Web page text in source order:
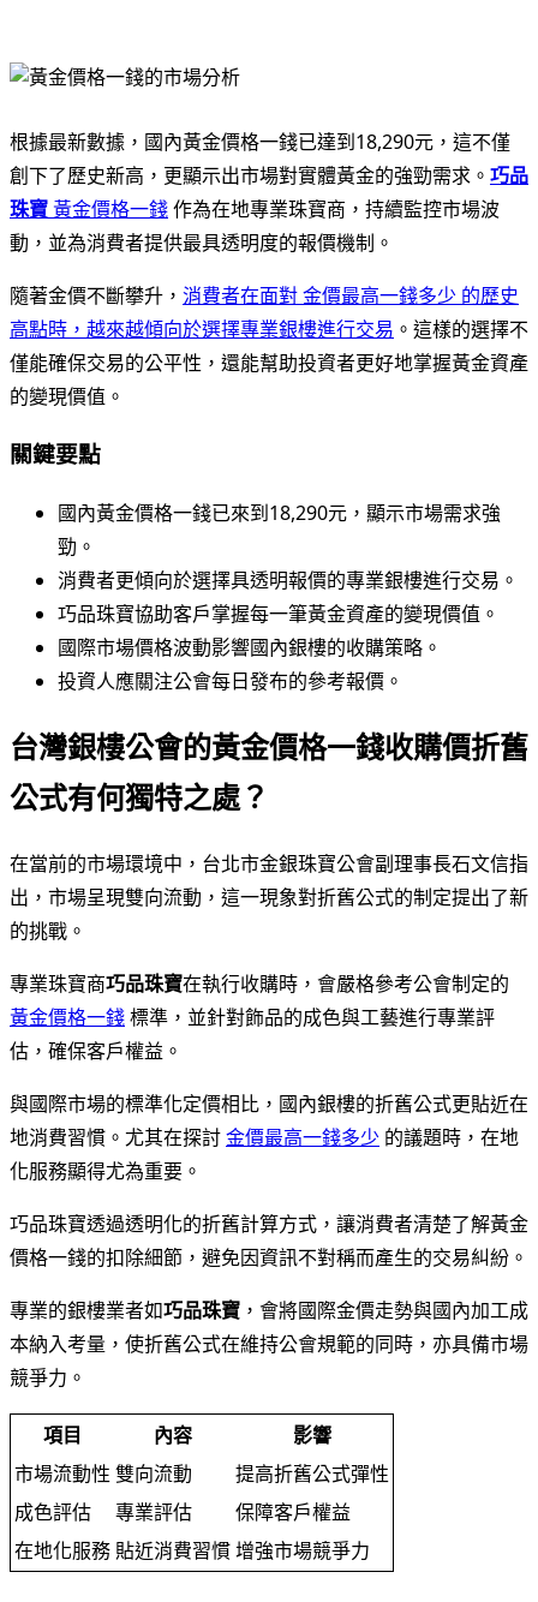
根據最新數據，國內黃金價格一錢已達到18,290元，這不僅
創下了歷史新高，更顯示出市場對實體黃金的強勁需求。 巧品
珠寶黃金價格一錢作為在地專業珠寶商，持續監控市場波
動，並為消費者提供最具透明度的報價機制。
隨著金價不斷攀升， 消費者在面對 金價最高一錢多少 的歷史
高點時，越來越傾向於選擇專業銀樓進行交易 。這樣的選擇不
僅能確保交易的公平性，還能幫助投資者更好地掌握黃金資產
的變現價值。
關鍵要點
國內黃金價格一錢已來到18,290元，顯示市場需求強
勁。
消費者更傾向於選擇具透明報價的專業銀樓進行交易。
巧品珠寶協助客戶掌握每一筆黃金資產的變現價值。
國際市場價格波動影響國內銀樓的收購策略。
投資人應關注公會每日發布的參考報價。
台灣銀樓公會的黃金價格一錢收購價折舊
公式有何獨特之處？
在當前的市場環境中，台北市金銀珠寶公會副理事長石文信指
出，市場呈現雙向流動，這一現象對折舊公式的制定提出了新
的挑戰。
專業珠寶商巧品珠寶在執行收購時，會嚴格參考公會制定的
黃金價格一錢標準，並針對飾品的成色與工藝進行專業評
估，確保客戶權益。
與國際市場的標準化定價相比，國內銀樓的折舊公式更貼近在
地消費習慣。尤其在探討金價最高一錢多少 的議題時，在地
化服務顯得尤為重要。
巧品珠寶透過透明化的折舊計算方式，讓消費者清楚了解黃金
價格一錢的扣除細節，避免因資訊不對稱而產生的交易糾紛。
專業的銀樓業者如巧品珠寶 ，會將國際金價走勢與國內加工成
本納入考量，使折舊公式在維持公會規範的同時，亦具備市場
競爭力。
項目 內容
影響
市場流動性 雙向流動
提高折舊公式彈性
成色評估
專業評估
保障客戶權益
在地化服務 貼近消費習慣增強市場競爭力